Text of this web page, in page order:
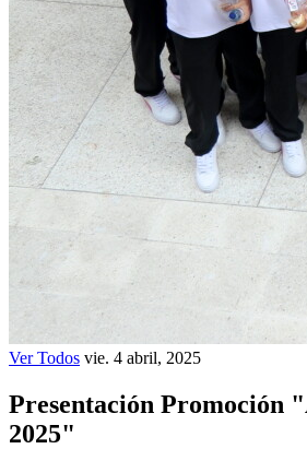
Ver Todos vie. 4 abril, 2025
Presentación Promoción
2025"